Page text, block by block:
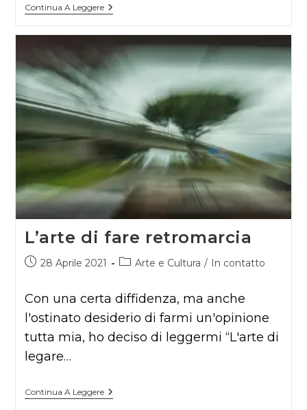
Continua A LeggereGli
Animali
Dormono
L’arte di fare retromarcia
Articolo
28 Aprile 2021
Categoria
Arte e Cultura / In contatto
Con una certa diffidenza, ma anche
l'ostinato desiderio di farmi un'opinione
tutta mia, ho deciso di leggermi “L'arte di
legare…
Continua A LeggereL’arte
Di